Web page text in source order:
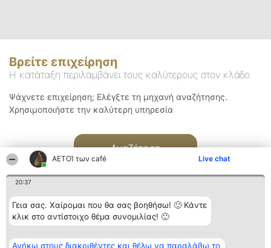
ΑΕΤΟΊ των café Live chat
20:37
Γεια σας. Χαίρομαι που θα σας βοηθήσω! 🙂 Κάντε
κλικ στο αντίστοιχο θέμα συνομιλίας! 🙂
Ανήκω στους διακριθέντες και θέλω να παραλάβω το
Βρείτε επιχείρηση
Η κατάταξη περιλαμβάνει τους καλύτερους στον κλάδο
Ψάχνετε επιχείρηση; Ελέγξτε τη μηχανή αναζήτησης.
Χρησιμοποιήστε την καλύτερη υπηρεσία
Αναζήτηση
Διοργανωτής της
κατάταξης
Κατάταξη
Διακριθέντες
Επικοινωνία
Επικοινωνία